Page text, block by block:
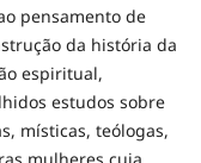
pensamento de
da história da
espiritual,
estudos sobre
místicas, teólogas,
mulheres cuja